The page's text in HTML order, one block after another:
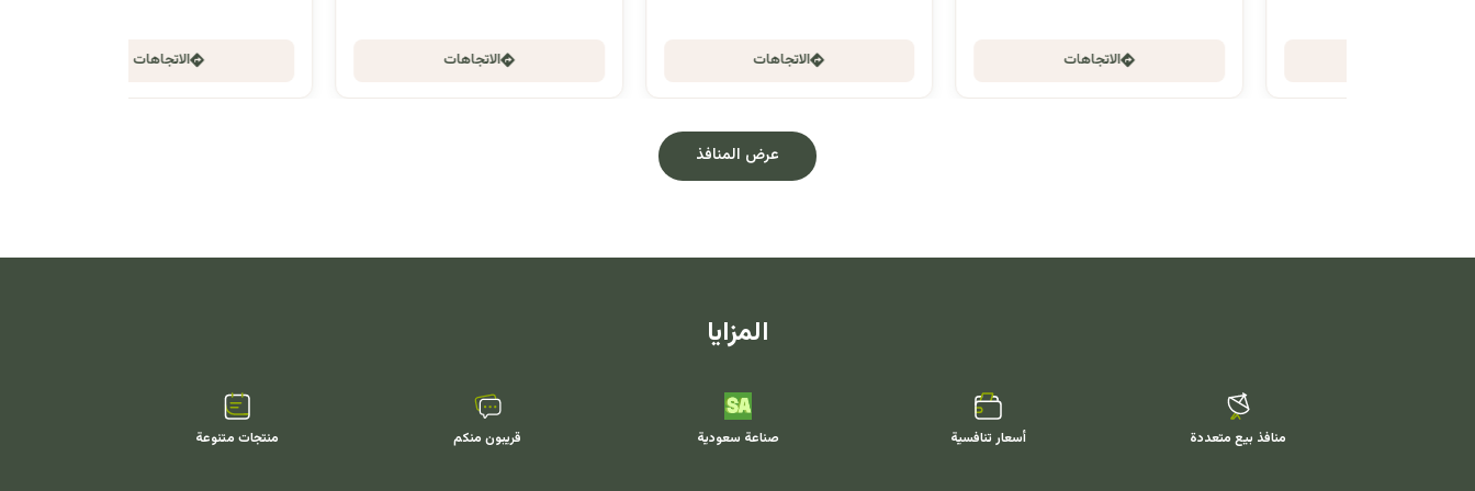
عرض المنافذ
المزايا
منافذ بيع متعددة أسعار تنافسية صناعة سعودية قريبون منكم منتجات متنوعة